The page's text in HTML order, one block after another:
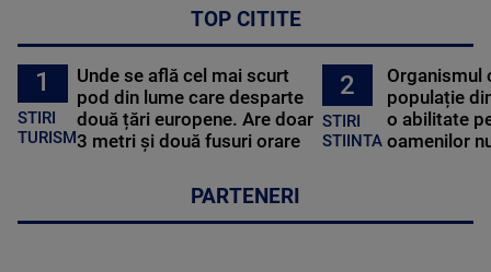
TOP CITITE
1
STIRI
TURISM
Unde se află cel mai scurt
pod din lume care desparte
două țări europene. Are doar
3 metri și două fusuri orare
2
STIRI
STIINTA
Organismul
populație
o abilitate
oamenilor
PARTENERI